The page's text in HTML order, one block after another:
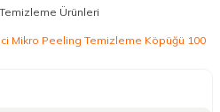
Ürünleri
Mikro Peeling Temizleme Köpüğü 100